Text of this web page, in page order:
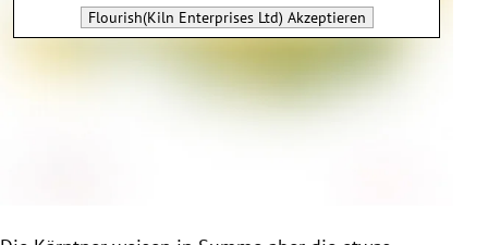
Flourish(Kiln Enterprises Ltd) Akzeptieren